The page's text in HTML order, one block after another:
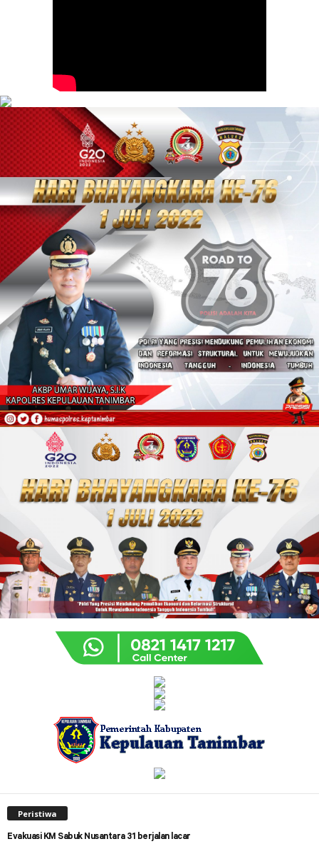
Peristiwa
Evakuasi KM Sabuk Nusantara 31 berjalan lacar